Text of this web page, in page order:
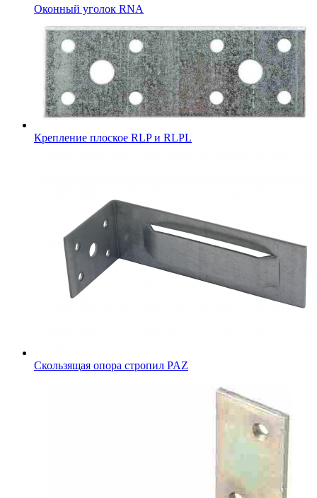
Оконный уголок RNA
Крепление плоское RLP и RLPL
Скользящая опора стропил PAZ